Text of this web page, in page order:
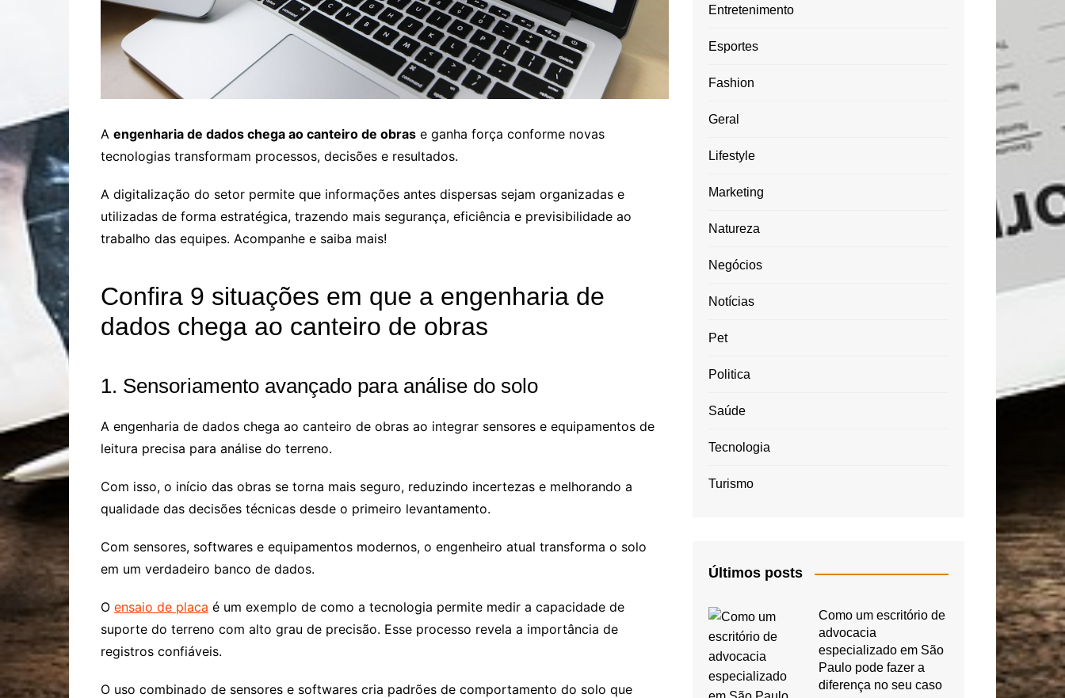
A engenharia de dados chega ao canteiro de obras e ganha força conforme novas
tecnologias transformam processos, decisões e resultados.
A digitalização do setor permite que informações antes dispersas sejam organizadas e
utilizadas de forma estratégica, trazendo mais segurança, eficiência e previsibilidade ao
trabalho das equipes. Acompanhe e saiba mais!
Confira 9 situações em que a engenharia de
dados chega ao canteiro de obras
1. Sensoriamento avançado para análise do solo
A engenharia de dados chega ao canteiro de obras ao integrar sensores e equipamentos de
leitura precisa para análise do terreno.
Com isso, o início das obras se torna mais seguro, reduzindo incertezas e melhorando a
qualidade das decisões técnicas desde o primeiro levantamento.
Com sensores, softwares e equipamentos modernos, o engenheiro atual transforma o solo
em um verdadeiro banco de dados.
O ensaio de placa é um exemplo de como a tecnologia permite medir a capacidade de
suporte do terreno com alto grau de precisão. Esse processo revela a importância de
registros confiáveis.
O uso combinado de sensores e softwares cria padrões de comportamento do solo que
Entretenimento
Esportes
Fashion
Geral
Lifestyle
Marketing
Natureza
Negócios
Notícias
Pet
Politica
Saúde
Tecnologia
Turismo
Últimos posts
Como um escritório de
advocacia
especializado em São
Paulo pode fazer a
diferença no seu caso